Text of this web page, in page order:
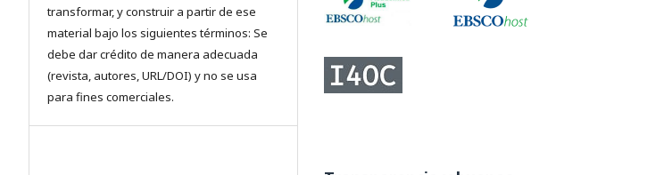
transformar, y construir a partir de ese
material bajo los siguientes términos: Se
debe dar crédito de manera adecuada
(revista, autores, URL/DOI) y no se usa
para fines comerciales.